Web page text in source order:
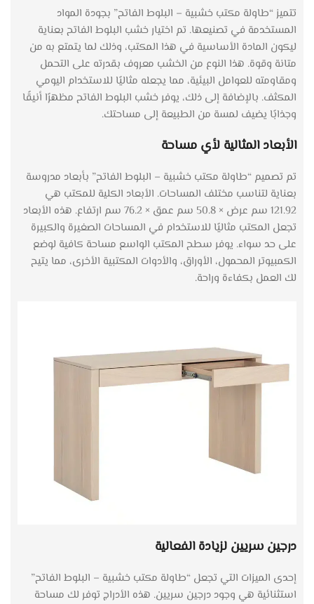
تتميز “طاولة مكتب خشبية – البلوط الفاتح” بجودة المواد
المستخدمة في تصنيعها. تم اختيار خشب البلوط الفاتح بعناية
ليكون المادة الأساسية في هذا المكتب، وذلك لما يتمتع به من
متانة وقوة. هذا النوع من الخشب معروف بقدرته على التحمل
ومقاومته للعوامل البيئية، مما يجعله مثاليًا للاستخدام اليومي
المكثف. بالإضافة إلى ذلك، يوفر خشب البلوط الفاتح مظهرًا أنيقًا
وجذابًا يضيف لمسة من الطبيعة إلى مساحتك.
الأبعاد المثالية لأي مساحة
تم تصميم “طاولة مكتب خشبية – البلوط الفاتح” بأبعاد مدروسة
بعناية لتناسب مختلف المساحات. الأبعاد الكلية للمكتب هي
121.92 سم عرض × 50.8 سم عمق × 76.2 سم ارتفاع. هذه الأبعاد
تجعل المكتب مثاليًا للاستخدام في المساحات الصغيرة والكبيرة
على حد سواء. يوفر سطح المكتب الواسع مساحة كافية لوضع
الكمبيوتر المحمول، الأوراق، والأدوات المكتبية الأخرى، مما يتيح
لك العمل بكفاءة وراحة.
درجين سريين لزيادة الفعالية
إحدى الميزات التي تجعل “طاولة مكتب خشبية – البلوط الفاتح”
استثنائية هي وجود درجين سريين. هذه الأدراج توفر لك مساحة